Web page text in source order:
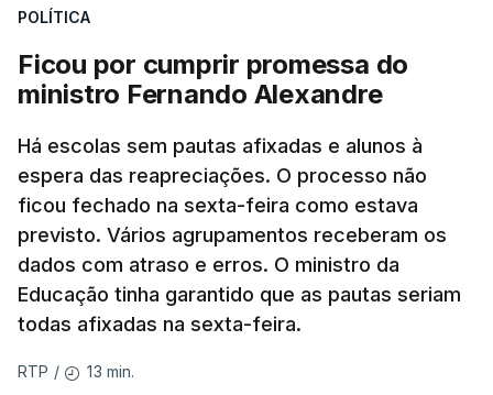
POLÍTICA
Ficou por cumprir promessa do
ministro Fernando Alexandre
Há escolas sem pautas afixadas e alunos à
espera das reapreciações. O processo não
ficou fechado na sexta-feira como estava
previsto. Vários agrupamentos receberam os
dados com atraso e erros. O ministro da
Educação tinha garantido que as pautas seriam
todas afixadas na sexta-feira.
RTP / 13 min.